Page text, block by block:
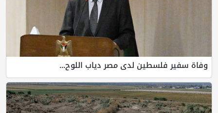
وفاة سفير فلسطين لدى مصر دياب اللوح...